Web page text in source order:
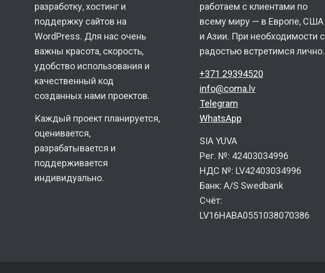
разработку, хостинг и
поддержку сайтов на
WordPress. Для нас очень
важны красота, скорость,
удобство использования и
качественный код
созданных нами проектов.
Каждый проект планируется,
оценивается,
разрабатывается и
поддерживается
индивидуально.
работаем с клиентами по
всему миру — в Европе, США
и Азии. При необходимости с
радостью встретимся лично.
+371 29394520
info@coma.lv
Telegram
WhatsApp
SIA YUVA
Рег. №: 42403034996
НДС №: LV42403034996
Банк: A/S Swedbank
Счёт:
LV16HABA0551038070386